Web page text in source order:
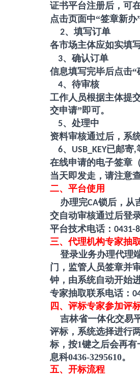
证书平台注册后，可
点击页面中“签章新办
2、填写订单
各市场主体应如实填
3、确认订单
信息填写完毕后点击“
4、待审核
工作人员根据主体提
交申请”即可。
5、处理中
资料审核通过后，系
6、 USB_KEY已邮寄,
在线申请的电子签章
当天即发走，请注意
二、 平台使用
办理完CA锁后，从
交自动审核通过后登
平台技术电话： 0431-
三、代理机构专家抽
登录业务办理代理
门，监管人员签章并
钟，由系统自动开始
专家抽取联系电话：
四、评标专家参加评
吉林省一体化交易
评标，系统选择进行
标，按1键之后会再有
息科0436-3295610。
五、开标流程